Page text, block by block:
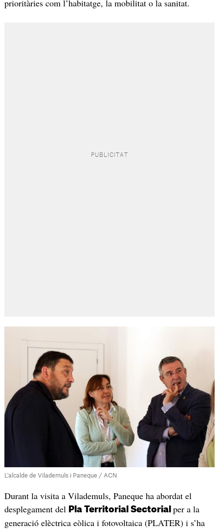
prioritàries com l’habitatge, la mobilitat o la sanitat.
L'alcalde de Vilademuls i Paneque / ACN
Durant la visita a Vilademuls, Paneque ha abordat el
desplegament del Pla Territorial Sectorial per a la
generació elèctrica eòlica i fotovoltaica (PLATER) i s’ha